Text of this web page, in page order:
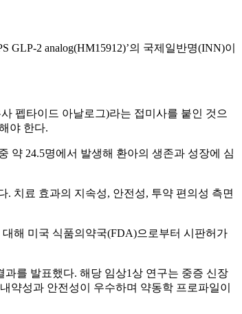
GLP-2 analog(HM15912)’의 국제일반명(INN)이
펩타이드 아날로그)라는 접미사를 붙인 것으
야 한다.
약 24.5명에서 발생해 환아의 생존과 성장에 심
치료 효과의 지속성, 안전성, 투약 편의성 측면
대해 미국 식품의약국(FDA)으로부터 시판허가
를 발표했다. 해당 임상1상 연구는 중증 신장
약성과 안전성이 우수하며 약동학 프로파일이